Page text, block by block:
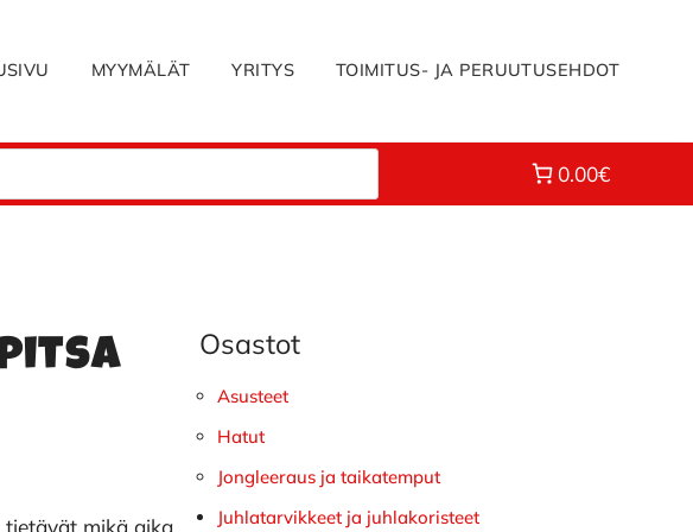
MYYMÄLÄT YRITYS TOIMITUS- JA PERUUTUSEHDOT
0.00€
tietävät mikä aika
Ensisijainen
sivupalkki
Osastot
Asusteet
Hatut
Jongleeraus ja taikatemput
Juhlatarvikkeet ja juhlakoristeet